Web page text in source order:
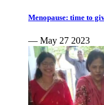
Menopause: time to
— May 27 2023